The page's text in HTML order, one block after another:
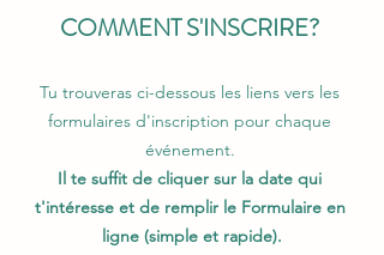
COMMENT S'INSCRIRE?
Tu trouveras ci-dessous les liens vers les
formulaires d'inscription pour chaque
événement.
Il te suffit de cliquer sur la date qui
t'intéresse et de remplir le Formulaire en
ligne (simple et rapide).